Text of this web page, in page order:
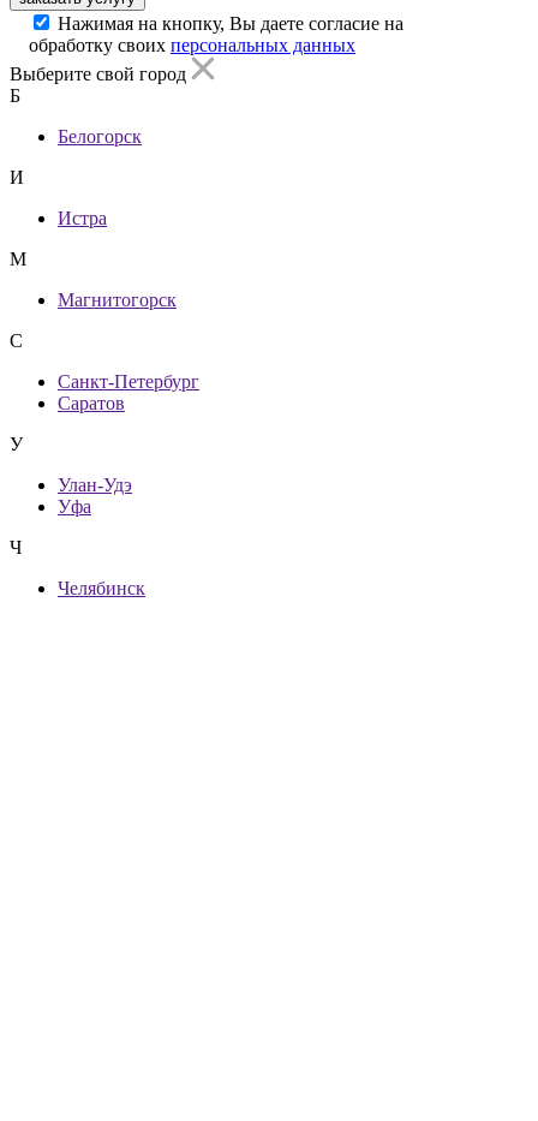
Нажимая на кнопку, Вы даете согласие на
обработку своих персональных данных
Выберите свой город
Б
Белогорск
И
Истра
М
Магнитогорск
С
Санкт-Петербург
Саратов
У
Улан-Удэ
Уфа
Ч
Челябинск